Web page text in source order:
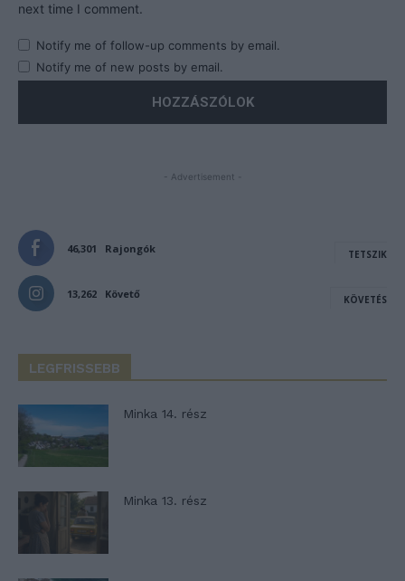
next time I comment.
Notify me of follow-up comments by email.
Notify me of new posts by email.
- Advertisement -
46,301 Rajongók TETSZIK
13,262 Követő KÖVETÉS
LEGFRISSEBB
Minka 14. rész
Minka 13. rész